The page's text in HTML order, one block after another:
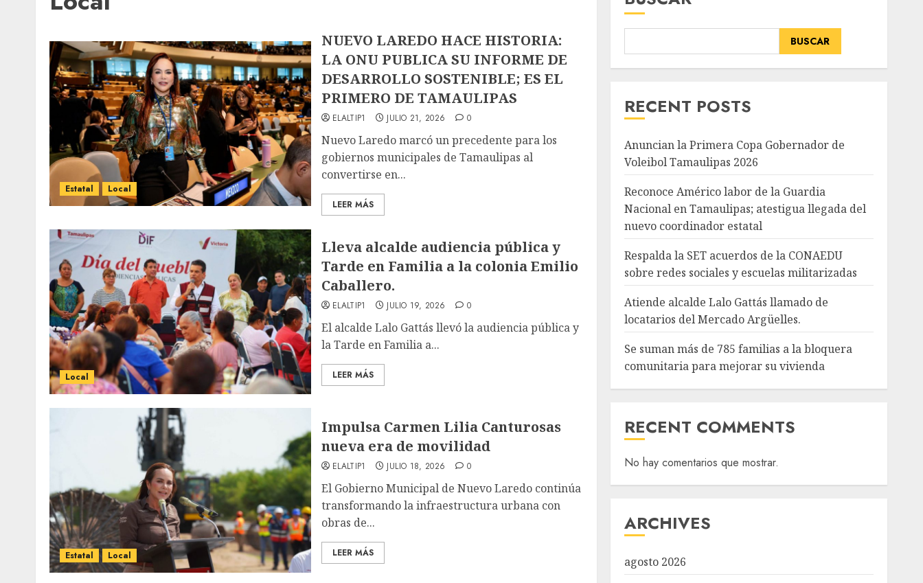
Estatal Local
NUEVO LAREDO HACE HISTORIA:
LA ONU PUBLICA SU INFORME DE
DESARROLLO SOSTENIBLE; ES EL
PRIMERO DE TAMAULIPAS
ELALTIP1 JULIO 21, 2026 0
Nuevo Laredo marcó un precedente para los
gobiernos municipales de Tamaulipas al
convertirse en...
LEER MÁS
Local
Lleva alcalde audiencia pública y
Tarde en Familia a la colonia Emilio
Caballero.
ELALTIP1 JULIO 19, 2026 0
El alcalde Lalo Gattás llevó la audiencia pública y
la Tarde en Familia a...
LEER MÁS
Estatal Local
Impulsa Carmen Lilia Canturosas
nueva era de movilidad
ELALTIP1 JULIO 18, 2026 0
El Gobierno Municipal de Nuevo Laredo continúa
transformando la infraestructura urbana con
obras de...
LEER MÁS
BUSCAR
RECENT POSTS
Anuncian la Primera Copa Gobernador de
Voleibol Tamaulipas 2026
Reconoce Américo labor de la Guardia
Nacional en Tamaulipas; atestigua llegada del
nuevo coordinador estatal
Respalda la SET acuerdos de la CONAEDU
sobre redes sociales y escuelas militarizadas
Atiende alcalde Lalo Gattás llamado de
locatarios del Mercado Argüelles.
Se suman más de 785 familias a la bloquera
comunitaria para mejorar su vivienda
RECENT COMMENTS
No hay comentarios que mostrar.
ARCHIVES
agosto 2026